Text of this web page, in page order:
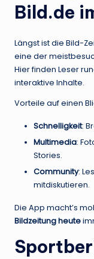
Bild.de
Längst ist die Bild-
eine der
Hier finden Leser
interaktive Inhalte.
Vorteile auf einen
Schnelligkeit:
Multimedia:
Stories.
Community:
mitdiskutieren.
Die App macht’s
Bildzeitung heute